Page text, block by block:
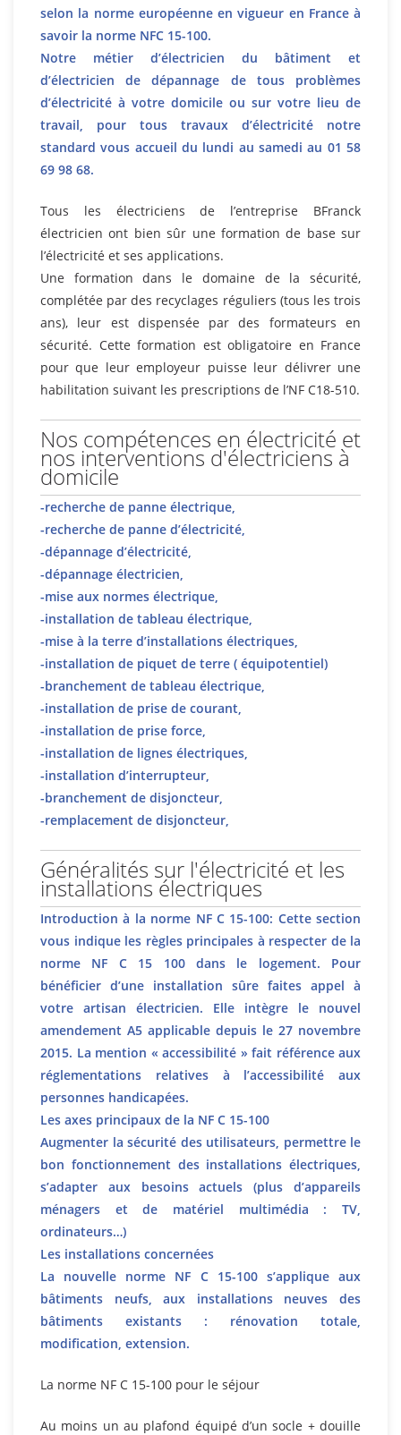
selon la norme européenne en vigueur en France à
savoir la norme NFC 15-100.
Notre métier d’électricien du bâtiment et
d’électricien de dépannage de tous problèmes
d’électricité à votre domicile ou sur votre lieu de
travail, pour tous travaux d’électricité notre
standard vous accueil du lundi au samedi au 01 58
69 98 68.
Tous les électriciens de l’entreprise BFranck
électricien ont bien sûr une formation de base sur
l’électricité et ses applications.
Une formation dans le domaine de la sécurité,
complétée par des recyclages réguliers (tous les trois
ans), leur est dispensée par des formateurs en
sécurité. Cette formation est obligatoire en France
pour que leur employeur puisse leur délivrer une
habilitation suivant les prescriptions de l’NF C18-510.
Nos compétences en électricité et
nos interventions d'électriciens à
domicile
-recherche de panne électrique,
-recherche de panne d’électricité,
-dépannage d’électricité,
-dépannage électricien,
-mise aux normes électrique,
-installation de tableau électrique,
-mise à la terre d’installations électriques,
-installation de piquet de terre ( équipotentiel)
-branchement de tableau électrique,
-installation de prise de courant,
-installation de prise force,
-installation de lignes électriques,
-installation d’interrupteur,
-branchement de disjoncteur,
-remplacement de disjoncteur,
Généralités sur l'électricité et les
installations électriques
Introduction à la norme NF C 15-100: Cette section
vous indique les règles principales à respecter de la
norme NF C 15 100 dans le logement. Pour
bénéficier d’une installation sûre faites appel à
votre artisan électricien. Elle intègre le nouvel
amendement A5 applicable depuis le 27 novembre
2015. La mention « accessibilité » fait référence aux
réglementations relatives à l’accessibilité aux
personnes handicapées.
Les axes principaux de la NF C 15-100
Augmenter la sécurité des utilisateurs, permettre le
bon fonctionnement des installations électriques,
s’adapter aux besoins actuels (plus d’appareils
ménagers et de matériel multimédia : TV,
ordinateurs…)
Les installations concernées
La nouvelle norme NF C 15-100 s’applique aux
bâtiments neufs, aux installations neuves des
bâtiments existants : rénovation totale,
modification, extension.
La norme NF C 15-100 pour le séjour
Au moins un au plafond équipé d’un socle + douille